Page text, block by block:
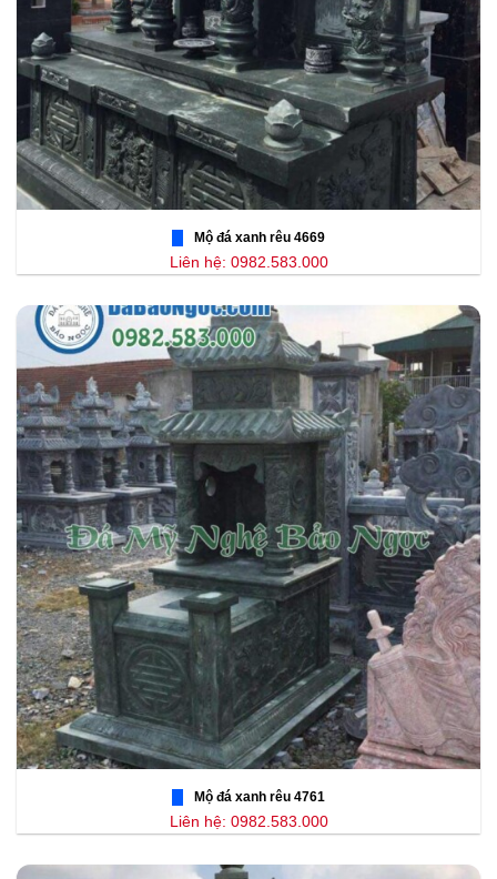
Mộ đá xanh rêu 4669
Liên hệ: 0982.583.000
Mộ đá xanh rêu 4761
Liên hệ: 0982.583.000